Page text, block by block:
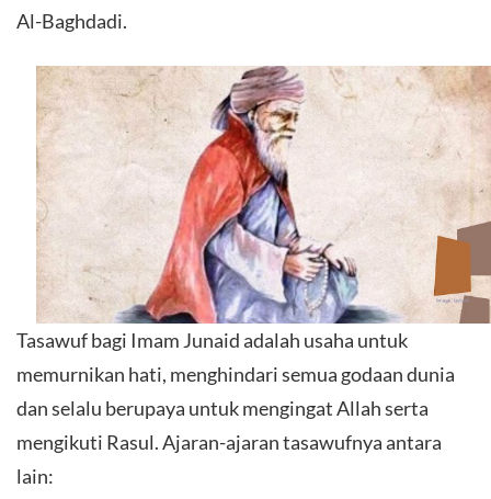
Al-Baghdadi.
Tasawuf bagi Imam Junaid adalah usaha untuk
memurnikan hati, menghindari semua godaan dunia
dan selalu berupaya untuk mengingat Allah serta
mengikuti Rasul. Ajaran-ajaran tasawufnya antara
lain: